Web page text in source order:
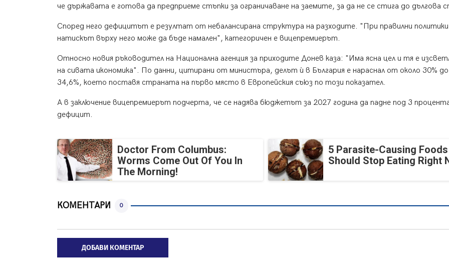
че държавата е готова да предприеме стъпки за ограничаване на заемите, за да не се стига до дългова
Според него дефицитът е резултат от небалансирана структура на разходите. "При правилни политики
натискът върху него може да бъде намален", категоричен е вицепремиерът.
Относно новия ръководител на Национална агенция за приходите Донев каза: "Има ясна цел и тя е
на сивата икономика". По данни, цитирани от министъра, делът ѝ в България е нараснал от около 30% до
34,6%, което поставя страната на първо място в Европейския съюз по този показател.
А в заключение вицепремиерът подчерта, че се надява бюджетът за 2027 година да падне под 3
дефицит.
Doctor From Columbus:
Worms Come Out Of You In
The Morning!
5 Parasite-Causing
Should Stop Eating Right
КОМЕНТАРИ 0
ДОБАВИ КОМЕНТАР